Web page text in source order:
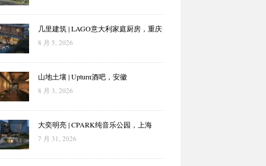
几里建筑 | LAGO意大利家庭厨房，重庆
8 月 5, 2026
山地土壤 | Upturn酒吧，安徽
8 月 3, 2026
大奕明亮 | CPARK纯音乐公园，上海
7 月 31, 2026